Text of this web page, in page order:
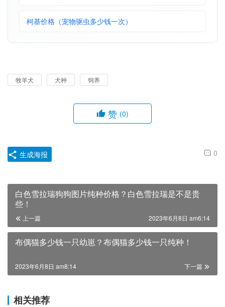
柯基价格（宠物驱虫多少钱一次）
牧羊犬 犬种 饲养
赞 (0)
0
生成海报
白色雪拉瑞狗狗图片纯种价格？白色雪拉瑞是不是贵
些！
上一篇 2023年6月8日 am6:14
布偶猫多少钱一只幼崽？布偶猫多少钱一只纯种！
下一篇
2023年6月8日 am8:14
相关推荐